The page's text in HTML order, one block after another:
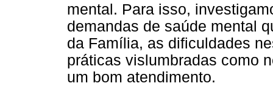
mental. Para isso,
demandas de saúde mental
da Família, as dificuldades
práticas vislumbradas como
um bom atendimento.